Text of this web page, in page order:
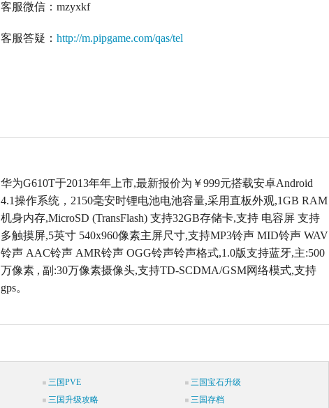
客服微信：mzyxkf
客服答疑：http://m.pipgame.com/qas/tel
华为G610T于2013年年上市,最新报价为￥999元搭载安卓Android
4.1操作系统，2150毫安时锂电池电池容量,采用直板外观,1GB RAM
机身内存,MicroSD (TransFlash) 支持32GB存储卡,支持 电容屏 支持
多触摸屏,5英寸 540x960像素主屏尺寸,支持MP3铃声 MID铃声 WAV
铃声 AAC铃声 AMR铃声 OGG铃声铃声格式,1.0版支持蓝牙,主:500
万像素 , 副:30万像素摄像头,支持TD-SCDMA/GSM网络模式,支持
gps。
三国PVE
三国宝石升级
三国升级攻略 三国存档